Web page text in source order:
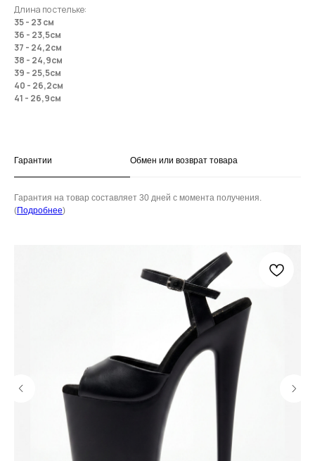
Длина по стельке:
35 - 23 см
36 - 23,5см
37 - 24,2см
38 - 24,9см
39 - 25,5см
40 - 26,2см
41 - 26,9см
Гарантии Обмен или возврат товара
Гарантия на товар составляет 30 дней с момента получения.
(Подробнее)